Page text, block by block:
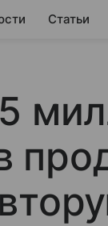
Статьи